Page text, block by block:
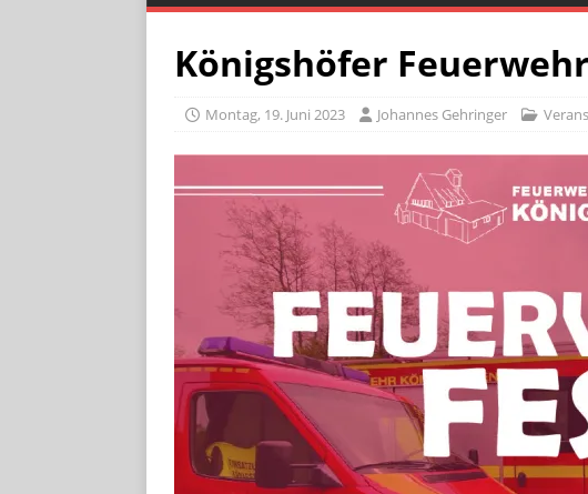
Königshöfer
Montag, 19. Juni 2023 Johannes Gehringer